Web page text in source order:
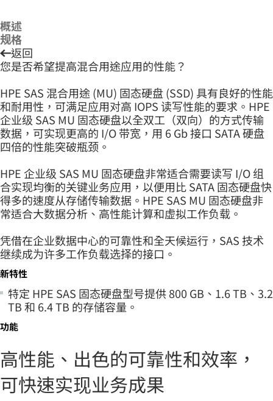
概述
规格
返回
您是否希望提高混合用途应用的性能？
HPE SAS 混合用途 (MU) 固态硬盘 (SSD) 具有良好的性能
和耐用性，可满足应用对高 IOPS 读写性能的要求。HPE
企业级 SAS MU 固态硬盘以全双工（双向）的方式传输
数据，可实现更高的 I/O 带宽，用 6 Gb 接口 SATA 硬盘
四倍的性能突破瓶颈。
HPE 企业级 SAS MU 固态硬盘非常适合需要读写 I/O 组
合实现均衡的关键业务应用，以便用比 SATA 固态硬盘快
得多的速度从存储传输数据。HPE SAS MU 固态硬盘非
常适合大数据分析、高性能计算和虚拟工作负载。
凭借在企业数据中心的可靠性和全天候运行，SAS 技术
继续成为许多工作负载选择的接口。
新特性
特定 HPE SAS 固态硬盘型号提供 800 GB、1.6 TB、3.2
TB 和 6.4 TB 的存储容量。
功能
高性能、出色的可靠性和效率，
可快速实现业务成果